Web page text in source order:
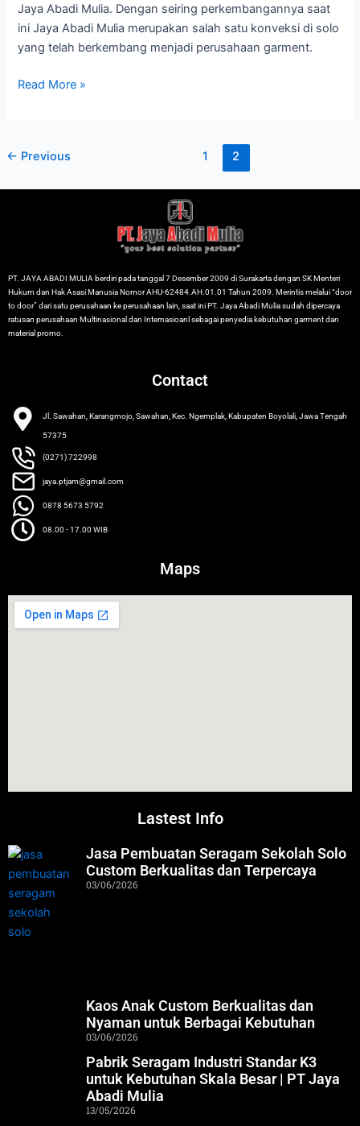
Jaya Abadi Mulia. Dengan seiring perkembangannya saat
ini Jaya Abadi Mulia merupakan salah satu konveksi di solo
yang telah berkembang menjadi perusahaan garment.
Read More »
← Previous 1 2
PT. JAYA ABADI MULIA berdiri pada tanggal 7 Desember 2009 di Surakarta dengan SK Menteri
Hukum dan Hak Asasi Manusia Nomor AHU-62484.AH.01.01 Tahun 2009. Merintis melalui “door
to door” dari satu perusahaan ke perusahaan lain, saat ini PT. Jaya Abadi Mulia sudah dipercaya
ratusan perusahaan Multinasional dan Internasioanl sebagai penyedia kebutuhan garment dan
material promo.
Contact
Jl. Sawahan, Karangmojo, Sawahan, Kec. Ngemplak, Kabupaten Boyolali, Jawa Tengah
57375
(0271) 722998
jaya.ptjam@gmail.com
0878 5673 5792
08.00 - 17.00 WIB
Maps
Lastest Info
Jasa Pembuatan Seragam Sekolah Solo
Custom Berkualitas dan Terpercaya
03/06/2026
Kaos Anak Custom Berkualitas dan
Nyaman untuk Berbagai Kebutuhan
03/06/2026
Pabrik Seragam Industri Standar K3
untuk Kebutuhan Skala Besar | PT Jaya
Abadi Mulia
13/05/2026